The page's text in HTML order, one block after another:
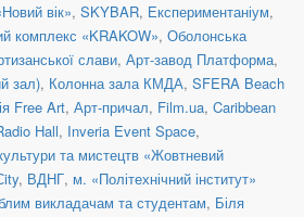
вік», SKYBAR, Експериментаніум,
комплекс «KRAKOW», Оболонська
слави, Арт-завод Платформа,
зал), Колонна зала КМДА, SFERA Beach
Free Art, Арт-причал, Film.ua, Caribbean
Hall, Inveria Event Space,
та мистецтв «Жовтневий
, ВДНГ, м. «Політехнічний інститут»
викладачам та студентам, Біля